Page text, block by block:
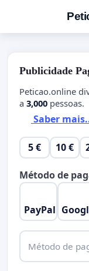
Publicidade
Peticao.online
a 3,000 pessoas.
Saber
5 € 10 €
Método de
PayPal
Método de